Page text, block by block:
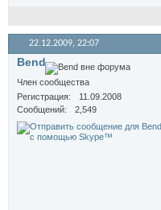
22.12.2009, 22:07
Bend
Член сообщества
Регистрация
11.09.2008
Сообщений
2,549